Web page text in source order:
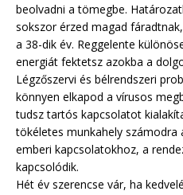
beolvadni a tömegbe.
sokszor érzed magad
a 38-dik év. Reggelente
energiát fektetsz azokba a
Légzőszervi és bélrendszeri
könnyen elkapod a vírusos
tudsz tartós kapcsolatot
tökéletes munkahely számodra
emberi kapcsolatokhoz, a
kapcsolódik.
Hét év szerencse vár, ha